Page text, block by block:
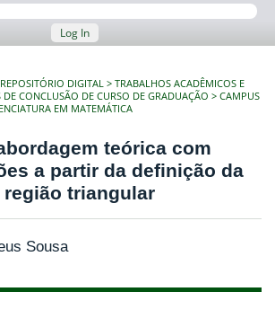
Log In
DIGITAL
TRABALHOS ACADÊMICOS E
DE CONCLUSÃO DE CURSO DE GRADUAÇÃO
CAMPUS
EM MATEMÁTICA
teórica com
a partir da definição da
região triangular
Sousa